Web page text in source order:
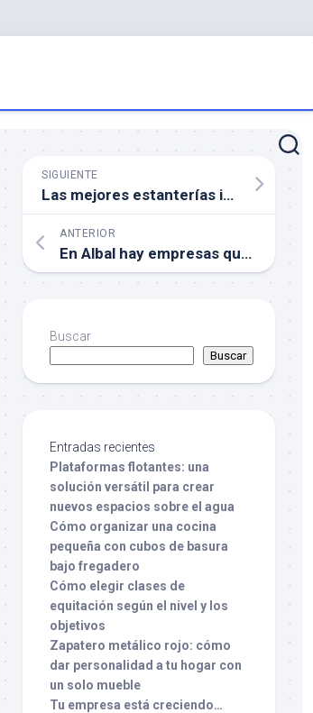
SIGUIENTE
Las mejores estanterías industriales en Madrid
ANTERIOR
En Albal hay empresas que pagan impuestos… y empresas que saben gestionarlos
Buscar
Buscar
Entradas recientes
Plataformas flotantes: una
solución versátil para crear
nuevos espacios sobre el agua
Cómo organizar una cocina
pequeña con cubos de basura
bajo fregadero
Cómo elegir clases de
equitación según el nivel y los
objetivos
Zapatero metálico rojo: cómo
dar personalidad a tu hogar con
un solo mueble
Tu empresa está creciendo…